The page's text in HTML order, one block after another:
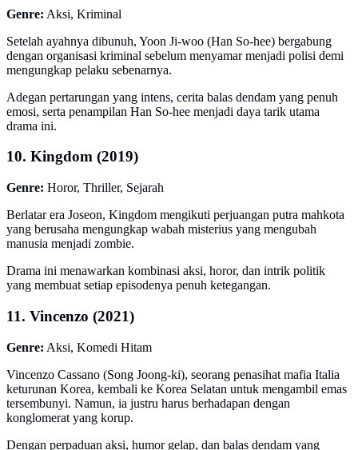
Genre: Aksi, Kriminal
Setelah ayahnya dibunuh, Yoon Ji-woo (Han So-hee) bergabung
dengan organisasi kriminal sebelum menyamar menjadi polisi demi
mengungkap pelaku sebenarnya.
Adegan pertarungan yang intens, cerita balas dendam yang penuh
emosi, serta penampilan Han So-hee menjadi daya tarik utama
drama ini.
10. Kingdom (2019)
Genre: Horor, Thriller, Sejarah
Berlatar era Joseon, Kingdom mengikuti perjuangan putra mahkota
yang berusaha mengungkap wabah misterius yang mengubah
manusia menjadi zombie.
Drama ini menawarkan kombinasi aksi, horor, dan intrik politik
yang membuat setiap episodenya penuh ketegangan.
11. Vincenzo (2021)
Genre: Aksi, Komedi Hitam
Vincenzo Cassano (Song Joong-ki), seorang penasihat mafia Italia
keturunan Korea, kembali ke Korea Selatan untuk mengambil emas
tersembunyi. Namun, ia justru harus berhadapan dengan
konglomerat yang korup.
Dengan perpaduan aksi, humor gelap, dan balas dendam yang